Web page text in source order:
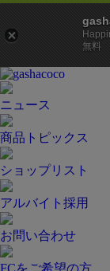
無料
ニュース
商品トピックス
ショップリスト
アルバイト採用
お問い合わせ
FCをご希望の方